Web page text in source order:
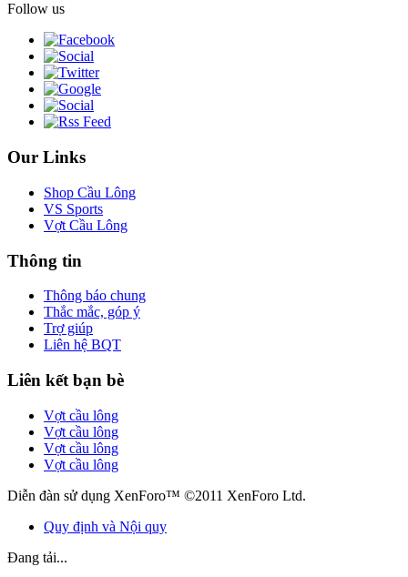
Follow us
Our Links
Shop Cầu Lông
VS Sports
Vợt Cầu Lông
Thông tin
Thông báo chung
Thắc mắc, góp ý
Trợ giúp
Liên hệ BQT
Liên kết bạn bè
Vợt cầu lông
Vợt cầu lông
Vợt cầu lông
Vợt cầu lông
Diễn đàn sử dụng XenForo™ ©2011 XenForo Ltd.
Quy định và Nội quy
Đang tải...